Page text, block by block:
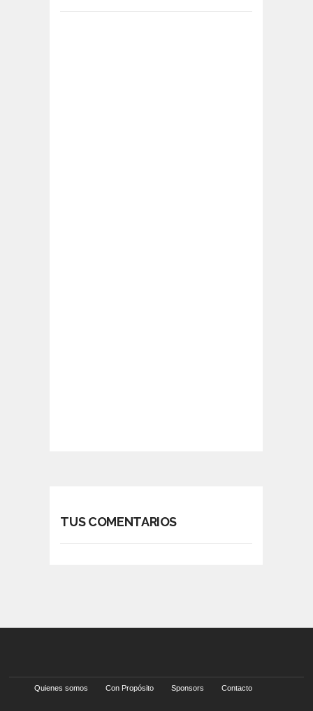
TUS COMENTARIOS
Quienes somos Con Propósito Sponsors Contacto